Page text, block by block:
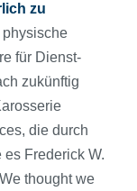
zu
für Dienst­
zukünftig
die durch
es Frederick W.
thought we